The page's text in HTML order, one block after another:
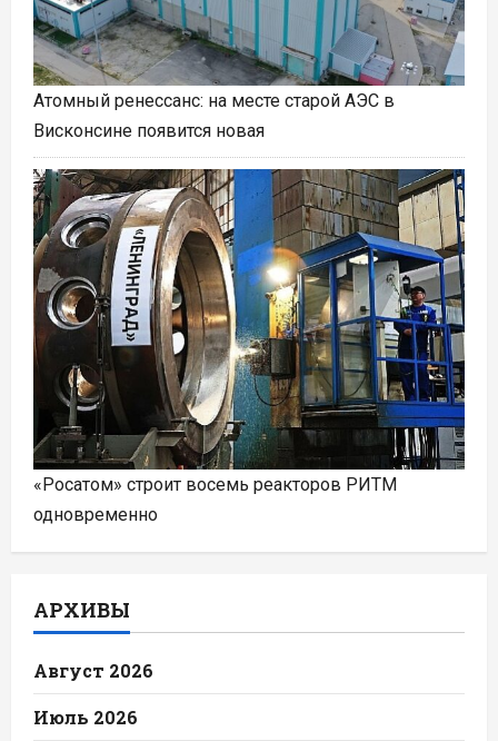
Атомный ренессанс: на месте старой АЭС в
Висконсине появится новая
«Росатом» строит восемь реакторов РИТМ
одновременно
АРХИВЫ
Август 2026
Июль 2026